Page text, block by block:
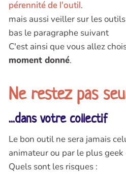
pérennité de l'outil.
mais aussi veiller sur les
bas le paragraphe suivant
C'est ainsi que vous allez
moment donné.
Ne restez pas
...dans votre collectif
Le bon outil ne sera jamais
animateur ou par le plus geek
Quels sont les risques :